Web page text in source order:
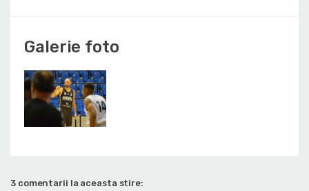
Galerie foto
3 comentarii la aceasta stire: